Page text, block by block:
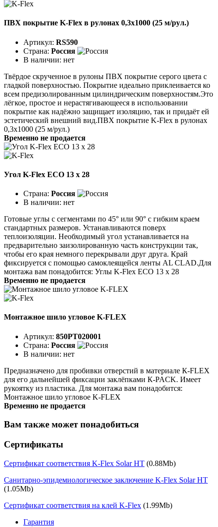
ПВХ покрытие K-Flex в рулонах 0,3х1000 (25 м/рул.)
Артикул: RS590
Страна: Россия
В наличии: нет
Твёрдое скрученное в рулоны ПВХ покрытие серого цвета с
гладкой поверхностью. Покрытие идеаль­но приклеивается ко
всем предизолированным цилинд­рическим поверхностям.Это
лёгкое, простое и нерастягивающееся в ис­пользовании
покрытие как надёжно защищает изоляцию, так и придаёт ей
эстетический внешний вид.ПВХ покрытие K-Flex в рулонах
0,3х1000 (25 м/рул.)
Временно не продается
Угол K-Flex ECO 13 х 28
Страна: Россия
В наличии: нет
Готовые углы с сегментами по 45° или 90° с гибким краем
стандартных размеров. Устанавливаются поверх
теплоизоляции. Необходимый угол устанавливается на
предварительно заизолированную часть конструкции так,
чтобы его края немного перекрывали друг друга. Край
фиксируется с помощью самоклеящейся ленты AL CLAD.Для
монтажа вам понадобится: Углы K-Flex ECO 13 х 28
Временно не продается
Монтажное шило угловое K-FLEX
Артикул: 850PT020001
Страна: Россия
В наличии: нет
Предназначено для пробивки отверстий в материале К-FLEX
для его дальнейшей фиксации заклёпками К-PACK. Имеет
рукоятку из пластика. Для монтажа вам понадобится:
Монтажное шило угловое K-FLEX
Временно не продается
Вам также может понадобиться
Сертификаты
Сертификат соответствия K-Flex Solar HT (0.88Mb)
Санитарно-эпидемиологическое заключение K-Flex Solar HT
(1.05Mb)
Сертификат соответствия на клей K-Flex (1.99Mb)
Гарантия